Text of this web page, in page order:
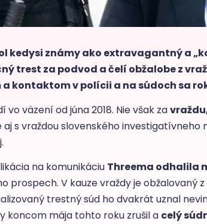
kedysi známy ako extravagantný a
trest za podvod a čelí obžalobe z
kontaktom v polícii a na súdoch sa
vo väzení od júna 2018. Nie však za
aj s vraždou slovenského
na komunikáciu Threema odhalila
prospech. V kauze vraždy je obžalovaný
trestný súd ho dvakrát uznal
koncom mája tohto roku zrušil a celý